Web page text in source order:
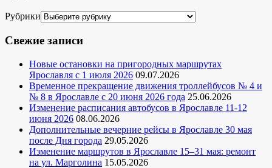
Рубрики
Свежие записи
Новые остановки на пригородных маршрутах
Ярославля с 1 июля 2026 09.07.2026
Временное прекращение движения троллейбусов № 4 и
№ 8 в Ярославле с 20 июня 2026 года 25.06.2026
Изменение расписания автобусов в Ярославле 11-12
июня 2026 08.06.2026
Дополнительные вечерние рейсы в Ярославле 30 мая
после Дня города 29.05.2026
Изменение маршрутов в Ярославле 15–31 мая: ремонт
на ул. Марголина 15.05.2026